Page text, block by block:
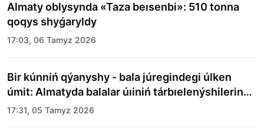
Almaty oblysynda «Taza beısenbi»: 510 tonna
qoqys shyǵaryldy
17:03, 06 Tamyz 2026
Bir kúnniń qýanyshy - bala júregindegi úlken
úmit: Almatyda balalar úıiniń tárbıelenýshilerine
merekelik kún uıymdastyryldy
17:31, 05 Tamyz 2026